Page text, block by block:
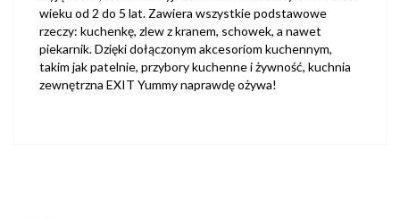
wieku od 2 do 5 lat. Zawiera wszystkie podstawowe
rzeczy: kuchenkę, zlew z kranem, schowek, a nawet
piekarnik. Dzięki dołączonym akcesoriom kuchennym,
takim jak patelnie, przybory kuchenne i żywność, kuchnia
zewnętrzna EXIT Yummy naprawdę ożywa!